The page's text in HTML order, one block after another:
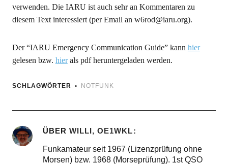
verwenden. Die IARU ist auch sehr an Kommentaren zu
diesem Text interessiert (per Email an w6rod@iaru.org).
Der “IARU Emergency Communication Guide” kann hier
gelesen bzw. hierals pdf heruntergeladen werden.
SCHLAGWÖRTER NOTFUNK
ÜBER WILLI, OE1WKL
Funkamateur seit 1967 (Lizenzprüfung ohne
Morsen) bzw. 1968 (Morseprüfung). 1st QSO